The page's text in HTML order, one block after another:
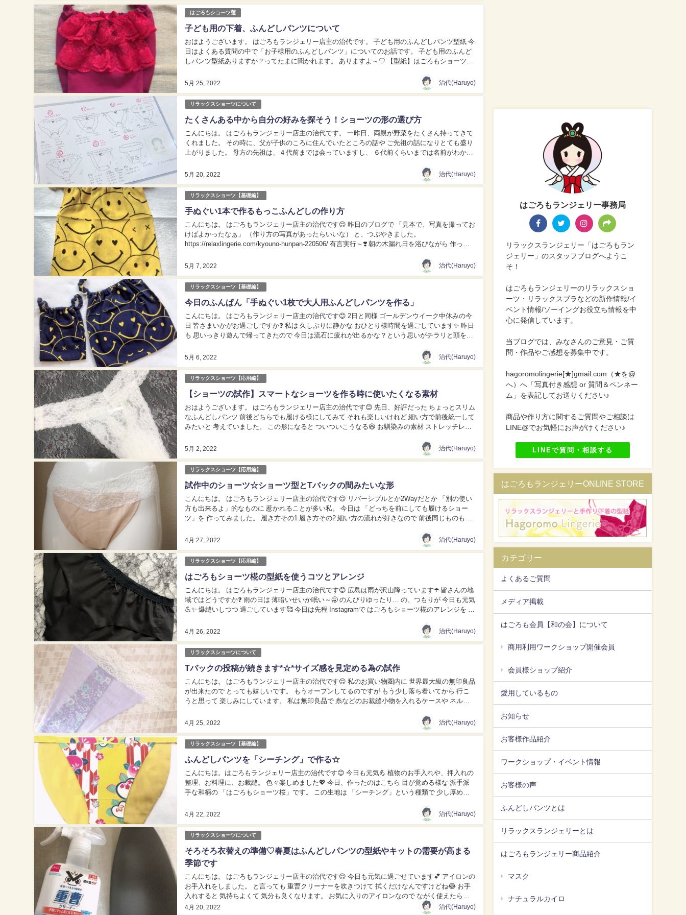
はごろもショーツ蓮
子ども用の下着、ふんどしパンツについて
5月 25, 2022
おはようございます。 はごろもランジェリー店主の治代です。 子ども用のふんどしパンツ型紙 今
日はよくある質問の中で「お子様用のふんどしパンツ」についてのお話です。 子ども用のふんど
しパンツ型紙ありますか？ってたまに聞かれます。 ありますよ～♡ 【型紙】はごろもショーツ
治代(Haruyo)
リラックスショーツについて
たくさんある中から自分の好みを探そう！ショーツの形の選び方
5月 20, 2022
こんにちは。 はごろもランジェリー店主の治代です。 一昨日、両親が野菜をたくさん持ってきて
くれました。 その時に、父が子供のころに住んでいたところの話や ご先祖の話になりとても盛り
上がりました。 母方の先祖は、４代前までは会っていますし、 ６代前くらいまでは名前がわか
治代(Haruyo)
リラックスショーツ【基礎編】
手ぬぐい1本で作るもっこふんどしの作り方
5月 7, 2022
こんにちは。 はごろもランジェリー店主の治代です😊 昨日のブログで 「見本で、写真を撮ってお
けばよかったなぁ」 （作り方の写真があったらいいな） と、つぶやきました。
https://relaxlingerie.com/kyouno-hunpan-220506/ 有言実行～❣️ 朝の木漏れ日を浴びながら 作って
治代(Haruyo)
リラックスショーツ【基礎編】
今日のふんぱん「手ぬぐい1枚で大人用ふんどしパンツを作る」
5月 6, 2022
こんにちは。 はごろもランジェリー店主の治代です😊 2日と同様 ゴールデンウイーク中休みの今
日 皆さまいかがお過ごしですか❓ 私は 久しぶりに静かな おひとり様時間を過ごしています✨ 昨日
も 思いっきり遊んで帰ってきたので 今日は流石に疲れが出るかな？という思いがチラリと頭をか
治代(Haruyo)
リラックスショーツ【応用編】
【ショーツの試作】スマートなショーツを作る時に使いたくなる素材
5月 2, 2022
おはようございます。 はごろもランジェリー店主の治代です😊 先日、好評だった ちょっとスリム
なふんどしパンツ 前後どちらでも履ける様にしてみて それも楽しいけれど 細い方で前後統一して
みたいと 考えていました。 この形になると ついついこうなる😆 お馴染みの素材 ストレッチレー
治代(Haruyo)
リラックスショーツ【応用編】
試作中のショーツ☆ショーツ型とTバックの間みたいな形
4月 27, 2022
こんにちは。 はごろもランジェリー店主の治代です😊 リバーシブルとか2Wayだとか 「別の使い
方も出来るよ」的なものに 惹かれることが多い私。 今日は 「どっちを前にしても履けるショー
ツ」を 作ってみました。 履き方その1 履き方その2 細い方の流れが好きなので 前後同じものも作
治代(Haruyo)
リラックスショーツ【応用編】
はごろもショーツ椛の型紙を使うコツとアレンジ
4月 26, 2022
こんにちは。 はごろもランジェリー店主の治代です😊 広島は雨が沢山降っています☂️ 皆さんの地
域ではどうですか❓ 雨の日は 薄暗いせいか眠い～🥱 のんびりゆったり… の、つもりが 今日も元気
💪✨ 爆縫いしつつ 過ごしています🥰 今日は先程 Instagramで はごろもショーツ椛のアレンジを 紹
治代(Haruyo)
リラックスショーツについて
Tバックの投稿が続きます*☆*サイズ感を見定める為の試作
4月 25, 2022
こんにちは。 はごろもランジェリー店主の治代です😊 私のお買い物圏内に 世界最大級の無印良品
が出来たので とっても嬉しいです。 もうオープンしてるのですが もう少し落ち着いてから 行こ
うと思って 楽しみにしています。 私は無印良品で 糸などのお裁縫小物を入れるケースや ネルの
治代(Haruyo)
リラックスショーツ【基礎編】
ふんどしパンツを「シーチング」で作る☆
4月 22, 2022
こんにちは。はごろもランジェリー店主の治代です😊 今日も元気💪 植物のお手入れや、押入れの
整理、お料理に、お裁縫。 色々楽しめました💖 今日、作ったのはこちら 目が覚める様な 派手派
手な和柄の 「はごろもショーツ桜」です。 この生地は 「シーチング」という種類で 少し厚めで
治代(Haruyo)
リラックスショーツについて
そろそろ衣替えの準備♡春夏はふんどしパンツの型紙やキットの需要が高まる
季節です
4月 20, 2022
こんにちは。 はごろもランジェリー店主の治代です😊 今日も元気に過ごせています💕 アイロンの
お手入れをしました。 と言っても 重曹クリーナーを吹きつけて 拭くだけなんですけどね😂 お手
入れすると 気持ちよくて 気分も良くなります。 お気に入りのアイロンなので ながく使えたらい
いな🎵 さてさて 皆さんやはり あた...
治代(Haruyo)
はごろもランジェリー事務局
リラックスランジェリー「はごろもラン
ジェリー」のスタッフブログへようこ
そ！
はごろもランジェリーのリラックスショ
ーツ・リラックスブラなどの新作情報/イ
ベント情報/ソーイングお役立ち情報を中
心に発信しています。
当ブログでは、みなさんのご意見・ご質
問・作品やご感想を募集中です。
hagoromolingerie[★]gmail.com（★を@
へ）へ「写真付き感想 or 質問＆ペンネー
ム」を表記してお送りください♪
商品や作り方に関するご質問やご相談は
LINE@でお気軽にお声がけください♪
LINEで質問・相談する
はごろもランジェリーONLINE STORE
カテゴリー
よくあるご質問
メディア掲載
はごろも会員【和の会】について
商用利用ワークショップ開催会員
会員様ショップ紹介
愛用しているもの
お知らせ
お客様作品紹介
ワークショップ・イベント情報
お客様の声
ふんどしパンツとは
リラックスランジェリーとは
はごろもランジェリー商品紹介
マスク
ナチュラルカイロ